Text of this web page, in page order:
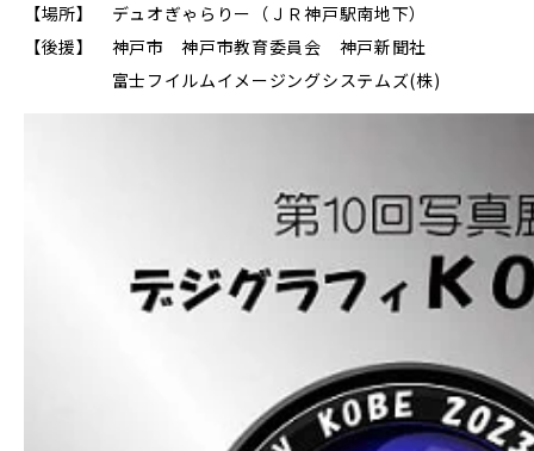
【場所】 デュオぎゃらりー（ＪＲ神戸駅南地下）
【後援】 神戸市 神戸市教育委員会 神戸新聞社
富士フイルムイメージングシステムズ(株)